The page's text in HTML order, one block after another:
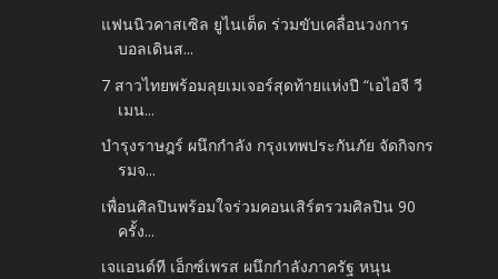
แฟนนิวคาสเซิล ยูไนเต็ด ร่วมขับเคลื่อนวงการ
บอลเดินส...
7 สาวไทยพร้อมลุยเมเจอร์สุดท้ายแห่งปี “เอไอจี วี
เมน...
บำรุงราษฎร์ ผนึกกำลัง กรุงเทพประกันภัย จัดกิจกร
รมจ...
เพื่อนศิลปินพร้อมใจร่วมคอนเสิร์ตรวมศิลปิน 90
ครั้ง...
เจแอนด์ที เอ็กซ์เพรส ผนึกกำลังภาครัฐ หนุน